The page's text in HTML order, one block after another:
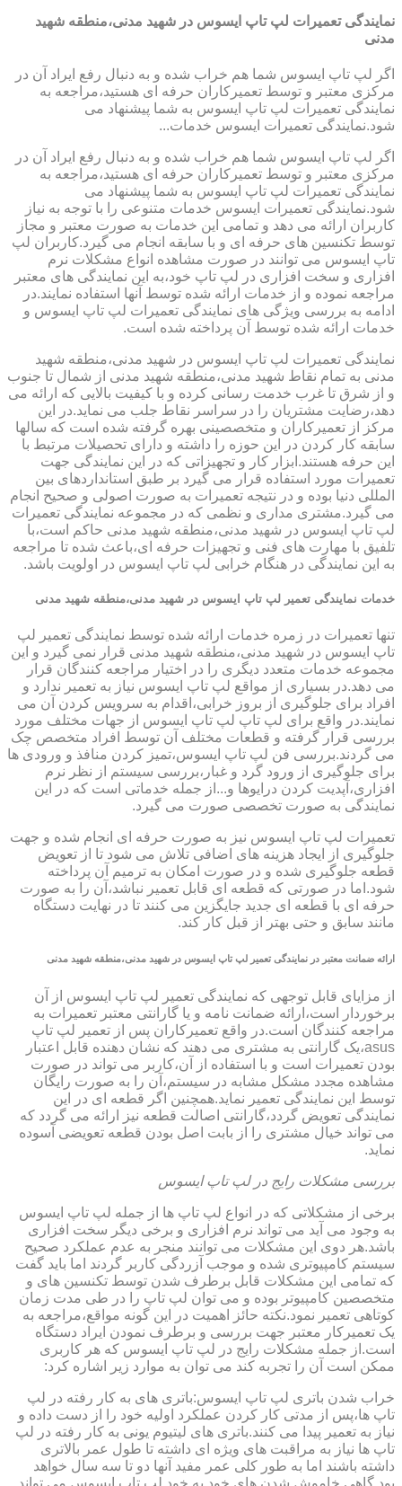
نمایندگی تعمیرات لپ تاپ ایسوس در شهید مدنی،منطقه شهید
مدنی
اگر لپ تاپ ایسوس شما هم خراب شده و به دنبال رفع ایراد آن در
مرکزی معتبر و توسط تعمیرکاران حرفه ای هستید،مراجعه به
نمایندگی تعمیرات لپ تاپ ایسوس به شما پیشنهاد می
شود.نمایندگی تعمیرات ایسوس خدمات...
اگر لپ تاپ ایسوس شما هم خراب شده و به دنبال رفع ایراد آن در
مرکزی معتبر و توسط تعمیرکاران حرفه ای هستید،مراجعه به
نمایندگی تعمیرات لپ تاپ ایسوس به شما پیشنهاد می
شود.نمایندگی تعمیرات ایسوس خدمات متنوعی را با توجه به نیاز
کاربران ارائه می دهد و تمامی این خدمات به صورت معتبر و مجاز
توسط تکنسین های حرفه ای و با سابقه انجام می گیرد.کاربران لپ
تاپ ایسوس می توانند در صورت مشاهده انواع مشکلات نرم
افزاری و سخت افزاری در لپ تاپ خود،به این نمایندگی های معتبر
مراجعه نموده و از خدمات ارائه شده توسط آنها استفاده نمایند.در
ادامه به بررسی ویژگی های نمایندگی تعمیرات لپ تاپ ایسوس و
خدمات ارائه شده توسط آن پرداخته شده است.
نمایندگی تعمیرات لپ تاپ ایسوس در شهید مدنی،منطقه شهید
مدنی به تمام نقاط شهید مدنی،منطقه شهید مدنی از شمال تا جنوب
و از شرق تا غرب خدمت رسانی کرده و با کیفیت بالایی که ارائه می
دهد،رضایت مشتریان را در سراسر نقاط جلب می نماید.در این
مرکز از تعمیرکاران و متخصصینی بهره گرفته شده است که سالها
سابقه کار کردن در این حوزه را داشته و دارای تحصیلات مرتبط با
این حرفه هستند.ابزار کار و تجهیزاتی که در این نمایندگی جهت
تعمیرات مورد استفاده قرار می گیرد بر طبق استانداردهای بین
المللی دنیا بوده و در نتیجه تعمیرات به صورت اصولی و صحیح انجام
می گیرد.مشتری مداری و نظمی که در مجموعه نمایندگی تعمیرات
لپ تاپ ایسوس در شهید مدنی،منطقه شهید مدنی حاکم است،با
تلفیق با مهارت های فنی و تجهیزات حرفه ای،باعث شده تا مراجعه
به این نمایندگی در هنگام خرابی لپ تاپ ایسوس در اولویت باشد.
خدمات نمایندگی تعمیر لپ تاپ ایسوس در شهید مدنی،منطقه شهید مدنی
تنها تعمیرات در زمره خدمات ارائه شده توسط نمایندگی تعمیر لپ
تاپ ایسوس در شهید مدنی،منطقه شهید مدنی قرار نمی گیرد و این
مجموعه خدمات متعدد دیگری را در اختیار مراجعه کنندگان قرار
می دهد.در بسیاری از مواقع لپ تاپ ایسوس نیاز به تعمیر ندارد و
افراد برای جلوگیری از بروز خرابی،اقدام به سرویس کردن آن می
نمایند.در واقع برای لپ تاپ لپ تاپ ایسوس از جهات مختلف مورد
بررسی قرار گرفته و قطعات مختلف آن توسط افراد متخصص چک
می گردند.بررسی فن لپ تاپ ایسوس،تمیز کردن منافذ و ورودی ها
برای جلوگیری از ورود گرد و غبار،بررسی سیستم از نظر نرم
افزاری،آپدیت کردن درایوها و...از جمله خدماتی است که در این
نمایندگی به صورت تخصصی صورت می گیرد.
تعمیرات لپ تاپ ایسوس نیز به صورت حرفه ای انجام شده و جهت
جلوگیری از ایجاد هزینه های اضافی تلاش می شود تا از تعویض
قطعه جلوگیری شده و در صورت امکان به ترمیم آن پرداخته
شود.اما در صورتی که قطعه ای قابل تعمیر نباشد،آن را به صورت
حرفه ای با قطعه ای جدید جایگزین می کنند تا در نهایت دستگاه
مانند سابق و حتی بهتر از قبل کار کند.
ارائه ضمانت معتبر در نمایندگی تعمیر لپ تاپ ایسوس در شهید مدنی،منطقه شهید مدنی
از مزایای قابل توجهی که نمایندگی تعمیر لپ تاپ ایسوس از آن
برخوردار است،ارائه ضمانت نامه و یا گارانتی معتبر تعمیرات به
مراجعه کنندگان است.در واقع تعمیرکاران پس از تعمیر لپ تاپ
asus،یک گارانتی به مشتری می دهند که نشان دهنده قابل اعتبار
بودن تعمیرات است و با استفاده از آن،کاربر می تواند در صورت
مشاهده مجدد مشکل مشابه در سیستم،آن را به صورت رایگان
توسط این نمایندگی تعمیر نماید.همچنین اگر قطعه ای در این
نمایندگی تعویض گردد،گارانتی اصالت قطعه نیز ارائه می گردد که
می تواند خیال مشتری را از بابت اصل بودن قطعه تعویضی آسوده
نماید.
بررسی مشکلات رایج در لپ تاپ ایسوس
برخی از مشکلاتی که در انواع لپ تاپ ها از جمله لپ تاپ ایسوس
به وجود می آید می تواند نرم افزاری و برخی دیگر سخت افزاری
باشد.هر دوی این مشکلات می توانند منجر به عدم عملکرد صحیح
سیستم کامپیوتری شده و موجب آزردگی کاربر گردند اما باید گفت
که تمامی این مشکلات قابل برطرف شدن توسط تکنسین های و
متخصصین کامپیوتر بوده و می توان لپ تاپ را در طی مدت زمان
کوتاهی تعمیر نمود.نکته حائز اهمیت در این گونه مواقع،مراجعه به
یک تعمیرکار معتبر جهت بررسی و برطرف نمودن ایراد دستگاه
است.از جمله مشکلات رایج در لپ تاپ ایسوس که هر کاربری
ممکن است آن را تجربه کند می توان به موارد زیر اشاره کرد:
خراب شدن باتری لپ تاپ ایسوس:باتری های به کار رفته در لپ
تاپ ها،پس از مدتی کار کردن عملکرد اولیه خود را از دست داده و
نیاز به تعمیر پیدا می کنند.باتری های لیتیوم یونی به کار رفته در لپ
تاپ ها نیاز به مراقبت های ویژه ای داشته تا طول عمر بالاتری
داشته باشند اما به طور کلی عمر مفید آنها دو تا سه سال خواهد
بود.گاهی خاموش شدن های خود به خود لپ تاپ ایسوس می تواند